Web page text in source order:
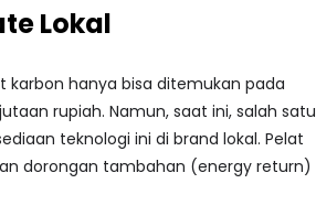
Lokal
karbon hanya bisa ditemukan pada
rupiah. Namun, saat ini, salah satu
teknologi ini di brand lokal. Pelat
dorongan tambahan (energy return)